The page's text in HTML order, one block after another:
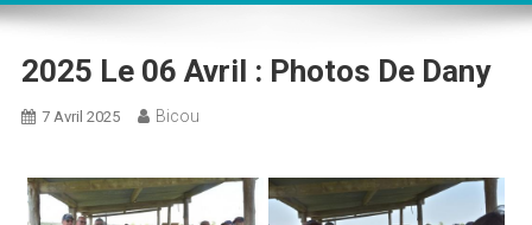
2025 Le 06 Avril : Photos De Dany
7 Avril 2025 Bicou